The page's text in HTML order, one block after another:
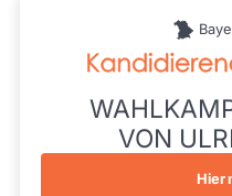
aktueller
Kandidaturen
und
gestellt
wurden.
Solche
aus
vergangenen
VON
Hier